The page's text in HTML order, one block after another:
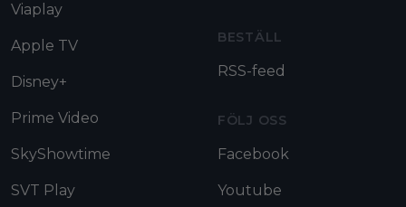
Viaplay
Apple TV
Disney+
Prime Video
SkyShowtime
SVT Play
BESTÄLL
RSS-feed
FÖLJ OSS
Facebook
Youtube